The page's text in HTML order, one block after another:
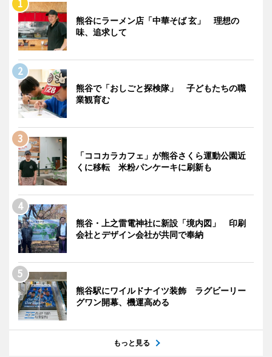
熊谷にラーメン店「中華そば 玄」 理想の
味、追求して
熊谷で「おしごと探検隊」 子どもたちの職
業観育む
「ココカラカフェ」が熊谷さくら運動公園近
くに移転 米粉パンケーキに刷新も
熊谷・上之雷電神社に新設「境内図」 印刷
会社とデザイン会社が共同で奉納
熊谷駅にワイルドナイツ装飾 ラグビーリー
グワン開幕、機運高める
もっと見る